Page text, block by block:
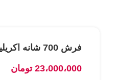
فرش 700 شانه اکریلیک کد 77131
23،000،000 تومان